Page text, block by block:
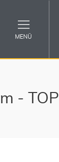
MENÜ
- TOP